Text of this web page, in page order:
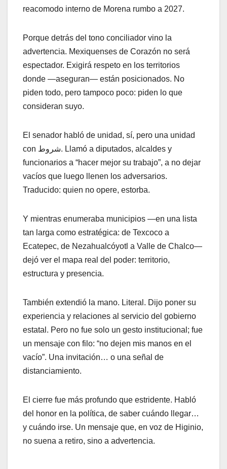
reacomodo interno de Morena rumbo a 2027.
Porque detrás del tono conciliador vino la
advertencia. Mexiquenses de Corazón no será
espectador. Exigirá respeto en los territorios
donde —aseguran— están posicionados. No
piden todo, pero tampoco poco: piden lo que
consideran suyo.
El senador habló de unidad, sí, pero una unidad
con شروط. Llamó a diputados, alcaldes y
funcionarios a “hacer mejor su trabajo”, a no dejar
vacíos que luego llenen los adversarios.
Traducido: quien no opere, estorba.
Y mientras enumeraba municipios —en una lista
tan larga como estratégica: de Texcoco a
Ecatepec, de Nezahualcóyotl a Valle de Chalco—
dejó ver el mapa real del poder: territorio,
estructura y presencia.
También extendió la mano. Literal. Dijo poner su
experiencia y relaciones al servicio del gobierno
estatal. Pero no fue solo un gesto institucional; fue
un mensaje con filo: “no dejen mis manos en el
vacío”. Una invitación… o una señal de
distanciamiento.
El cierre fue más profundo que estridente. Habló
del honor en la política, de saber cuándo llegar…
y cuándo irse. Un mensaje que, en voz de Higinio,
no suena a retiro, sino a advertencia.